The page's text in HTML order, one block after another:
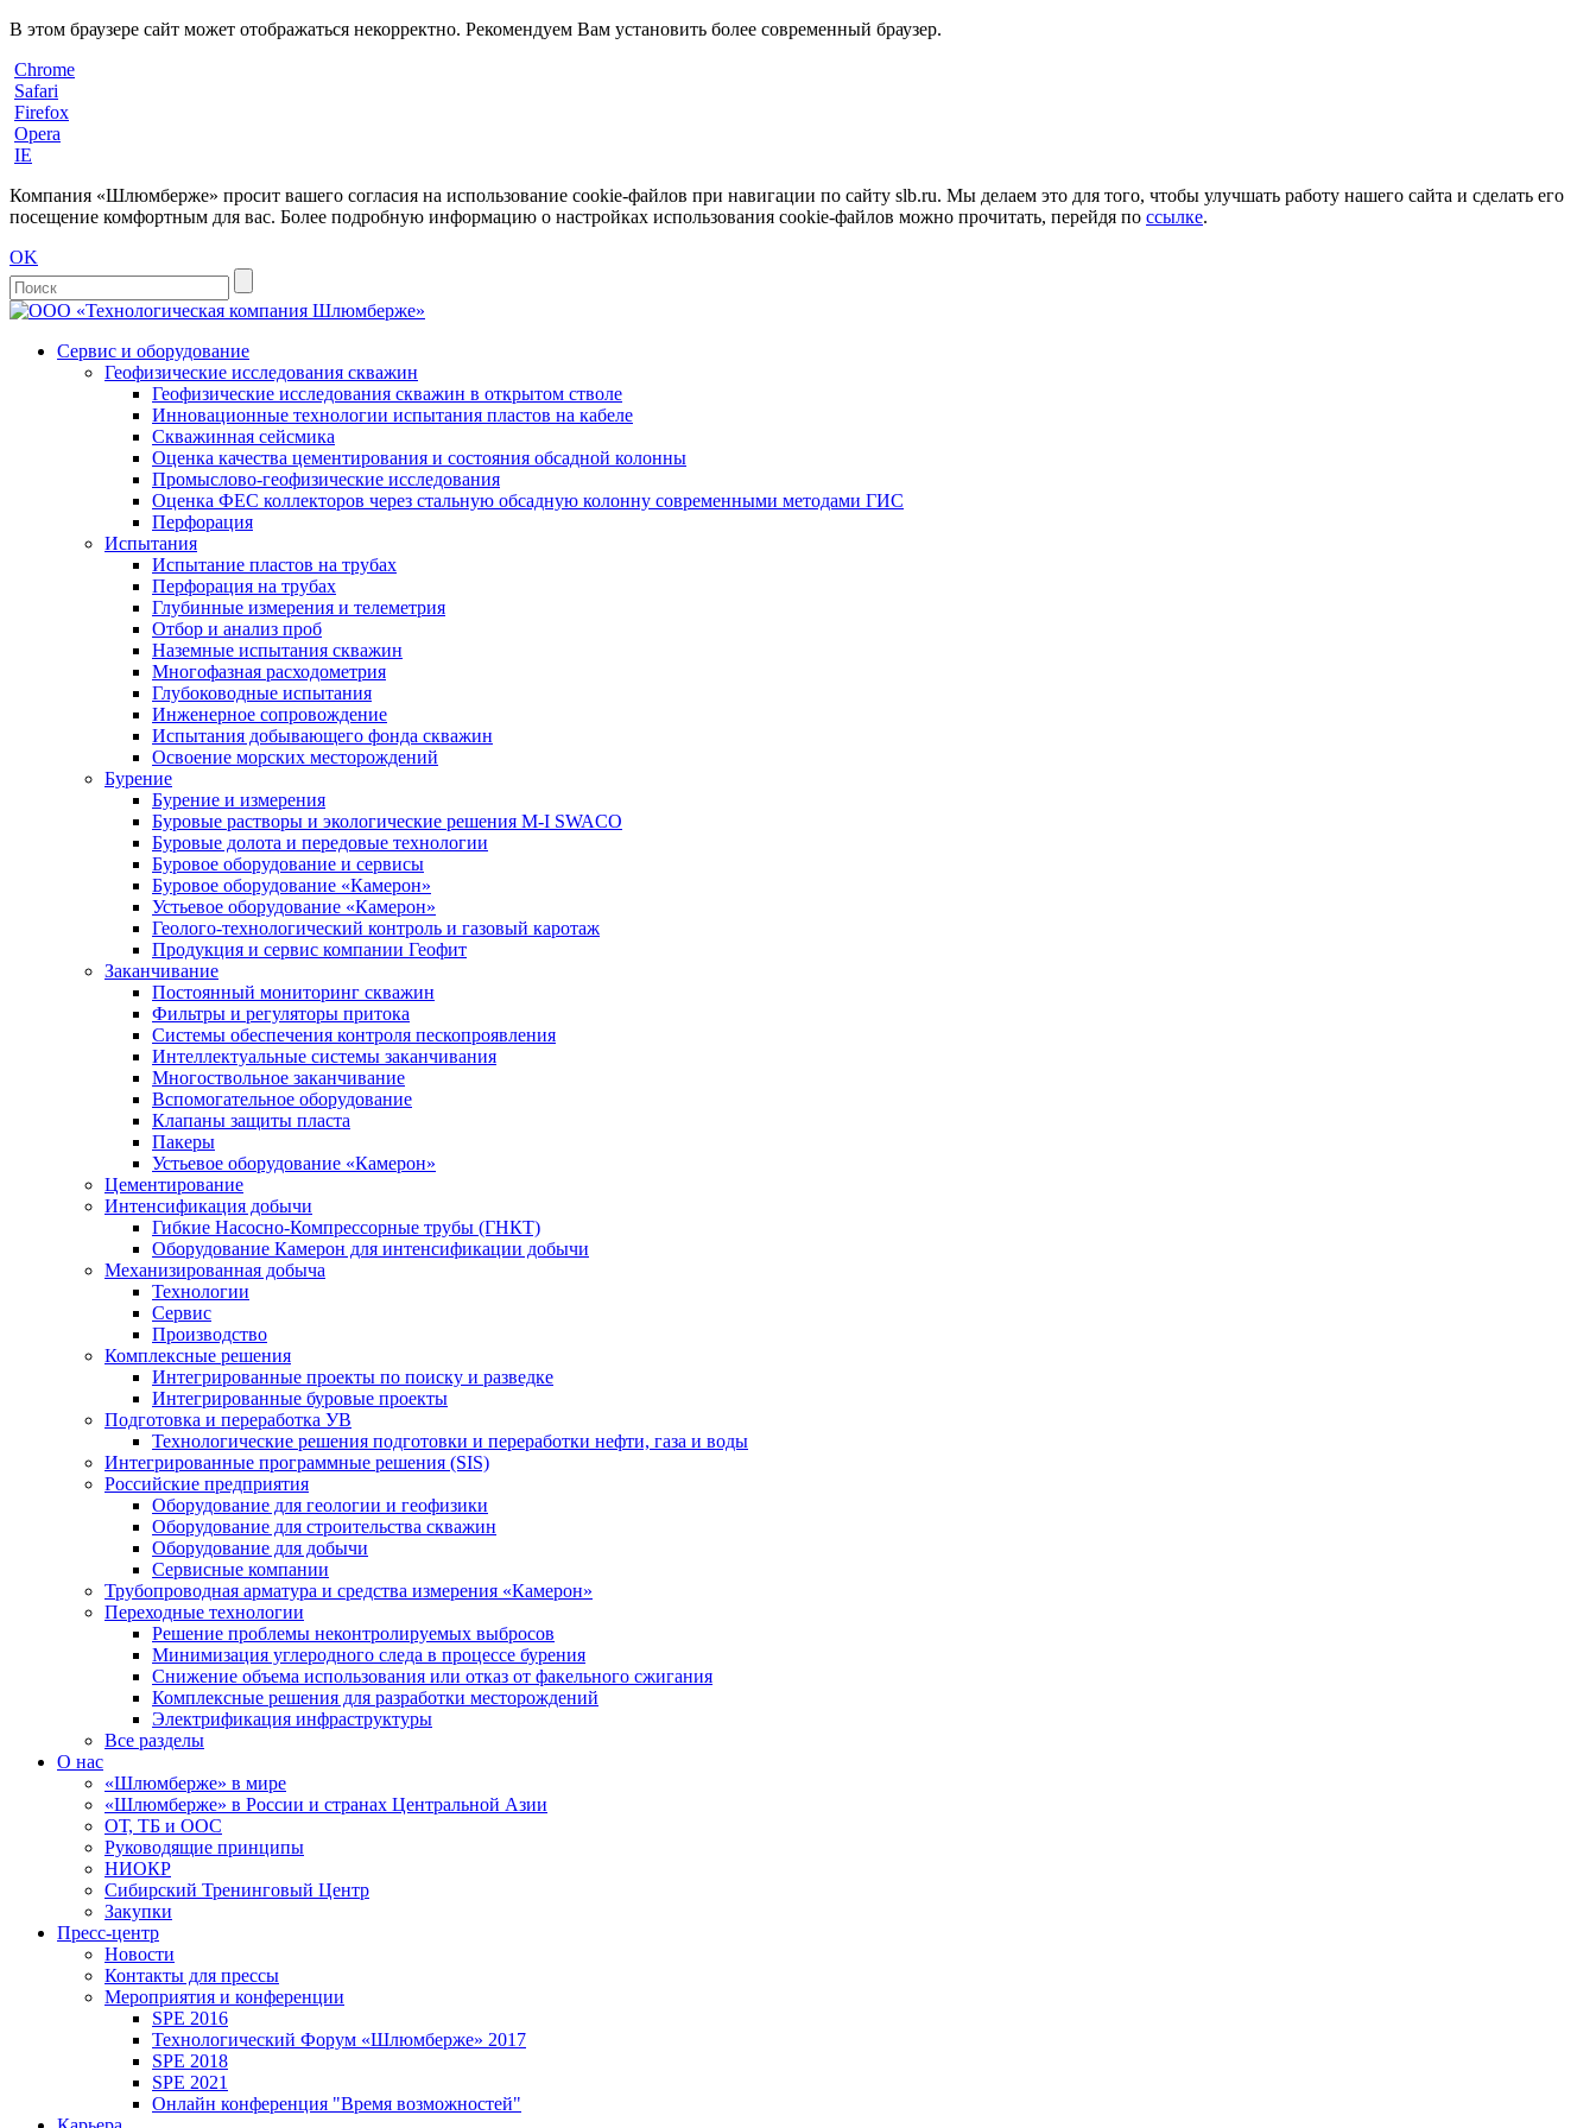
В этом браузере сайт может отображаться некорректно. Рекомендуем Вам установить более современный браузер.
Chrome
Safari
Firefox
Opera
IE
Компания «Шлюмберже» просит вашего согласия на использование cookie-файлов при навигации по сайту slb.ru. Мы делаем это для того, чтобы улучшать работу нашего сайта и сделать его
посещение комфортным для вас. Более подробную информацию о настройках использования cookie-файлов можно прочитать, перейдя по ссылке.
OK
Сервис и оборудование
Геофизические исследования скважин
Геофизические исследования скважин в открытом стволе
Инновационные технологии испытания пластов на кабеле
Скважинная сейсмика
Оценка качества цементирования и состояния обсадной колонны
Промыслово-геофизические исследования
Оценка ФЕС коллекторов через стальную обсадную колонну современными методами ГИС
Перфорация
Испытания
Испытание пластов на трубах
Перфорация на трубах
Глубинные измерения и телеметрия
Отбор и анализ проб
Наземные испытания скважин
Многофазная расходометрия
Глубоководные испытания
Инженерное сопровождение
Испытания добывающего фонда скважин
Освоение морских месторождений
Бурение
Бурение и измерения
Буровые растворы и экологические решения M-I SWACO
Буровые долота и передовые технологии
Буровое оборудование и сервисы
Буровое оборудование «Камерон»
Устьевое оборудование «Камерон»
Геолого-технологический контроль и газовый каротаж
Продукция и сервис компании Геофит
Заканчивание
Постоянный мониторинг скважин
Фильтры и регуляторы притока
Cистемы обеспечения контроля пескопроявления
Интеллектуальные системы заканчивания
Многоствольное заканчивание
Вспомогательное оборудование
Клапаны защиты пласта
Пакеры
Устьевое оборудование «Камерон»
Цементирование
Интенсификация добычи
Гибкие Насосно-Компрессорные трубы (ГНКТ)
Оборудование Камерон для интенсификации добычи
Механизированная добыча
Технологии
Сервис
Производство
Комплексные решения
Интегрированные проекты по поиску и разведке
Интегрированные буровые проекты
Подготовка и переработка УВ
Технологические решения подготовки и переработки нефти, газа и воды
Интегрированные программные решения (SIS)
Российские предприятия
Оборудование для геологии и геофизики
Оборудование для строительства скважин
Оборудование для добычи
Сервисные компании
Трубопроводная арматура и средства измерения «Камерон»
Переходные технологии
Решение проблемы неконтролируемых выбросов
Минимизация углеродного следа в процессе бурения
Снижение объема использования или отказ от факельного сжигания
Комплексные решения для разработки месторождений
Электрификация инфраструктуры
Все разделы
О нас
«Шлюмберже» в мире
«Шлюмберже» в России и странах Центральной Азии
ОТ, ТБ и ООС
Руководящие принципы
НИОКР
Сибирский Тренинговый Центр
Закупки
Пресс-центр
Новости
Контакты для прессы
Мероприятия и конференции
SPE 2016
Технологический Форум «Шлюмберже» 2017
SPE 2018
SPE 2021
Онлайн конференция "Время возможностей"